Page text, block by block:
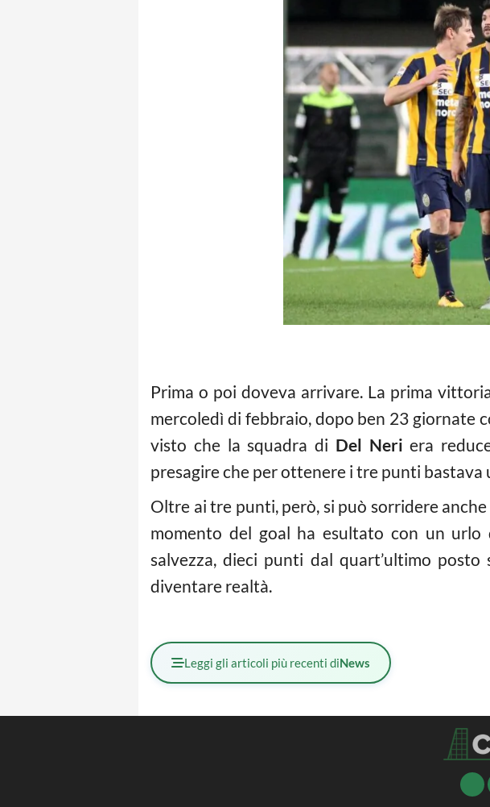
Prima o poi doveva arrivare. La prima
mercoledì di febbraio, dopo ben 23 giornate
visto che la squadra di Del Neri era
presagire che per ottenere i tre punti
Oltre ai tre punti, però, si può sorridere
momento del goal ha esultato con un urlo
salvezza, dieci punti dal quart’ultimo
diventare realtà.
Leggi gli articoli più recenti diNews